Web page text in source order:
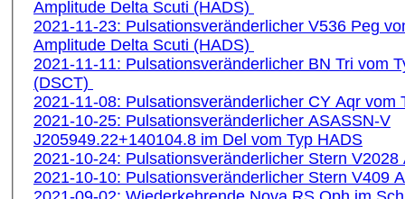
Amplitude Delta Scuti (HADS)
2021-11-23: Pulsationsveränderlicher V536 Peg
Amplitude Delta Scuti (HADS)
2021-11-11: Pulsationsveränderlicher BN Tri vom
(DSCT)
2021-11-08: Pulsationsveränderlicher CY Aqr vom
2021-10-25: Pulsationsveränderlicher ASASSN-V
J205949.22+140104.8 im Del vom Typ HADS
2021-10-24: Pulsationsveränderlicher Stern V2028
2021-10-10: Pulsationsveränderlicher Stern V409